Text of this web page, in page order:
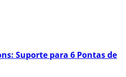
Suporte para 6 Pontas de